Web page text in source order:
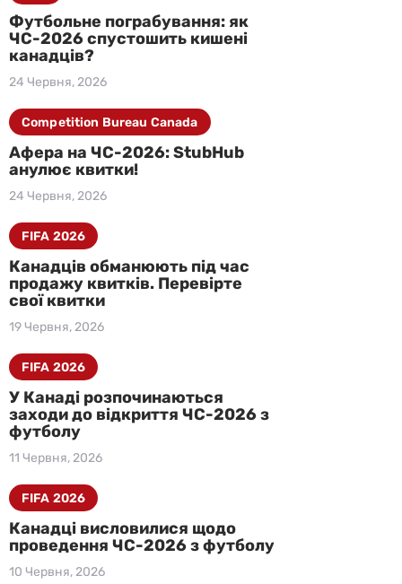
Футбольне пограбування: як
ЧС-2026 спустошить кишені
канадців?
24 Червня, 2026
Афера на ЧС-2026: StubHub
анулює квитки!
24 Червня, 2026
Competition Bureau Canada
Канадців обманюють під час
продажу квитків. Перевірте
свої квитки
19 Червня, 2026
FIFA 2026
У Канаді розпочинаються
заходи до відкриття ЧС-2026 з
футболу
11 Червня, 2026
FIFA 2026
Канадці висловилися щодо
проведення ЧС-2026 з футболу
10 Червня, 2026
FIFA 2026